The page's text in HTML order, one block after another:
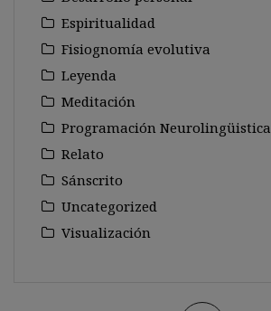
Espiritualidad
Fisiognomía evolutiva
Leyenda
Meditación
Programación Neurolingüistica
Relato
Sánscrito
Uncategorized
Visualización